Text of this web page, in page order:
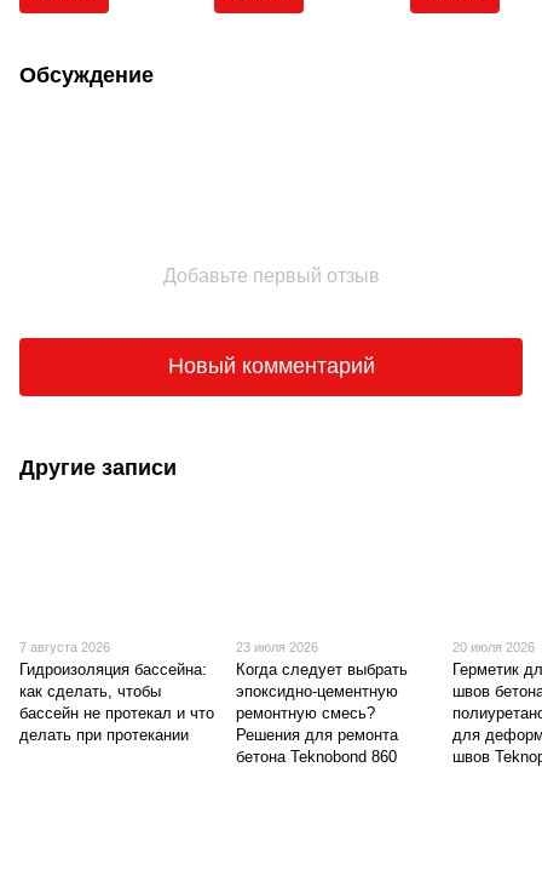
Обсуждение
Добавьте первый отзыв
Новый комментарий
Другие записи
7 августа 2026
Гидроизоляция бассейна:
как сделать, чтобы
бассейн не протекал и что
делать при протекании
23 июля 2026
Когда следует выбрать
эпоксидно-цементную
ремонтную смесь?
Решения для ремонта
бетона Teknobond 860
20 июля 2026
Герметик
швов
для
швов